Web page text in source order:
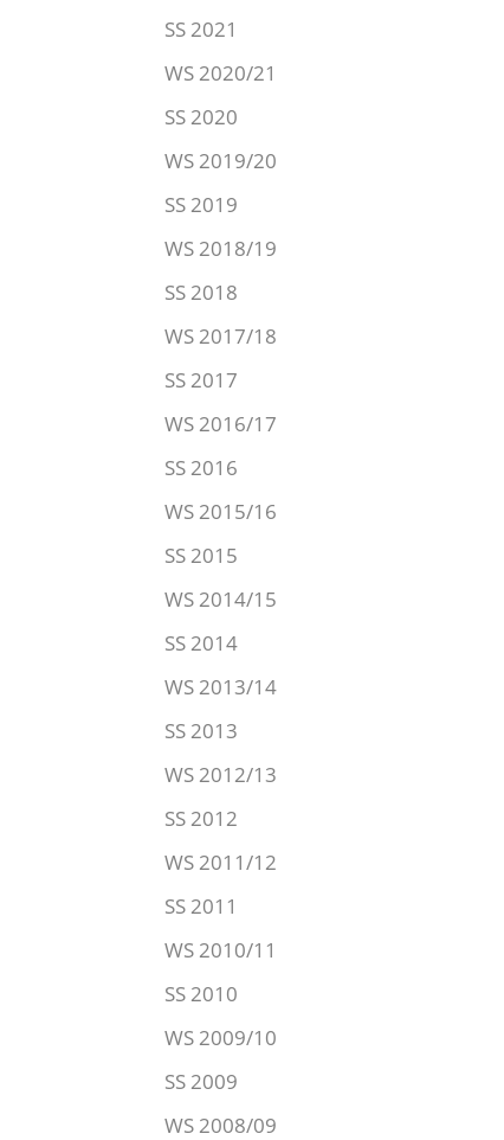
SS 2021
WS 2020/21
SS 2020
WS 2019/20
SS 2019
WS 2018/19
SS 2018
WS 2017/18
SS 2017
WS 2016/17
SS 2016
WS 2015/16
SS 2015
WS 2014/15
SS 2014
WS 2013/14
SS 2013
WS 2012/13
SS 2012
WS 2011/12
SS 2011
WS 2010/11
SS 2010
WS 2009/10
SS 2009
WS 2008/09